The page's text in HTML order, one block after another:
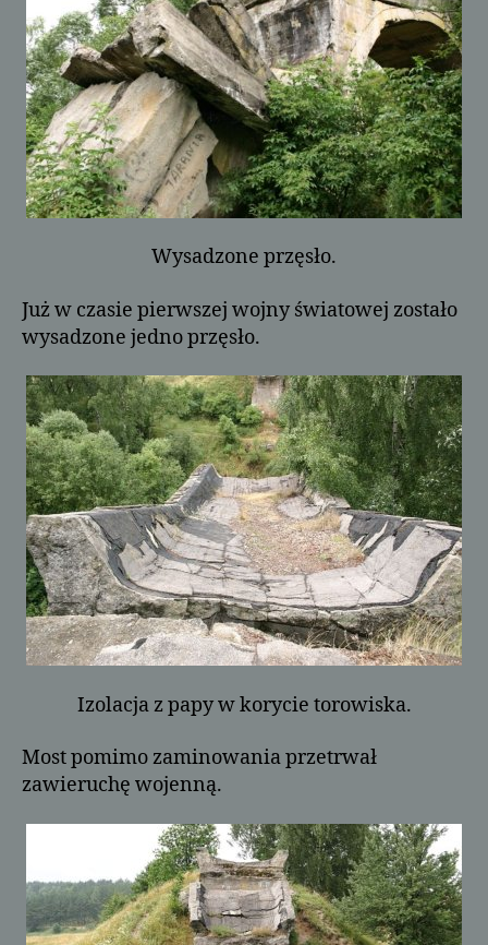
Wysadzone przęsło.
Już w czasie pierwszej wojny światowej zostało
wysadzone jedno przęsło.
Izolacja z papy w korycie torowiska.
Most pomimo zaminowania przetrwał
zawieruchę wojenną.